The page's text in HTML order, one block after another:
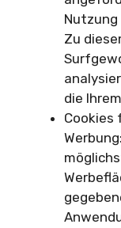
Zu
die
Cookies